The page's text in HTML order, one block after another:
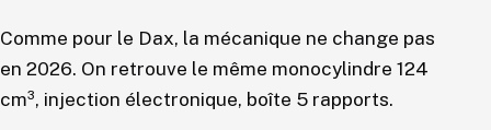
Comme pour le Dax, la mécanique ne change pas
en 2026. On retrouve le même monocylindre 124
cm³, injection électronique, boîte 5 rapports.